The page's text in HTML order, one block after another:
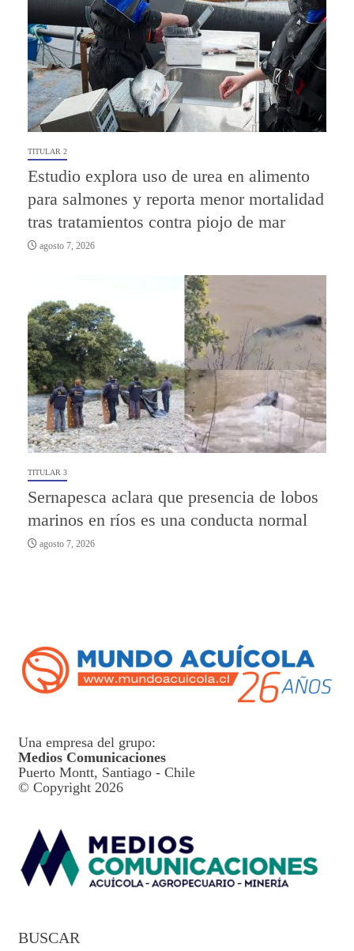
TITULAR 2
Estudio explora uso de urea en alimento
para salmones y reporta menor mortalidad
tras tratamientos contra piojo de mar
agosto 7, 2026
TITULAR 3
Sernapesca aclara que presencia de lobos
marinos en ríos es una conducta normal
agosto 7, 2026
Una empresa del grupo:
Medios Comunicaciones
Puerto Montt, Santiago - Chile
© Copyright 2026
BUSCAR